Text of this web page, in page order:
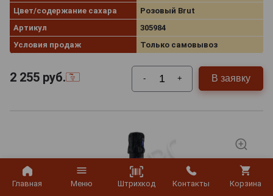
Главная Меню Штрихкод Контакты Корзина
Цвет/содержание сахара
Розовый Brut
Артикул
305984
Условия продаж
Только самовывоз
2 255 руб. - + В заявку